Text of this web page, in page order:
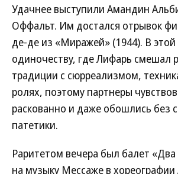
Удачнее выступили Амандин
Оффальт. Им достался отрывок
де-де из «Миражей» (1944). В
одиночеству, где Лифарь смешал
традиции с сюрреализмом,
ролях, поэтому партнеры
раскованно и даже обошлись без
патетики.
Раритетом вечера был балет «Два
на музыку Мессаже в хореографии